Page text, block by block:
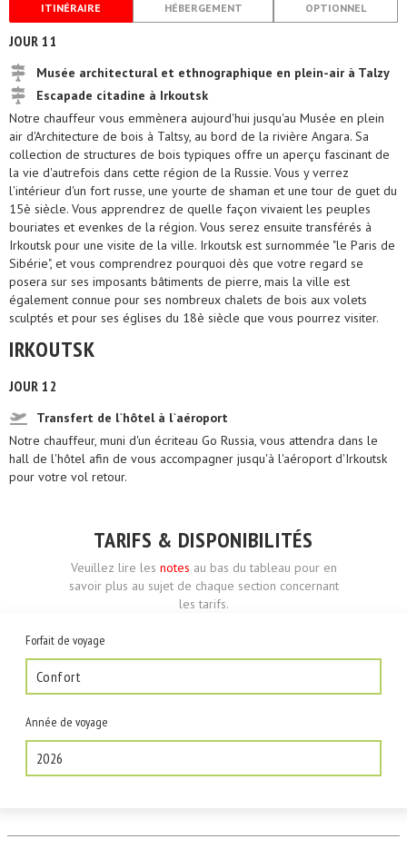
ITINÉRAIRE HÉBERGEMENT OPTIONNEL
JOUR 11
Musée architectural et ethnographique en plein-air à Talzy
Escapade citadine à Irkoutsk
Notre chauffeur vous emmènera aujourd'hui jusqu'au Musée en plein
air d'Architecture de bois à Taltsy, au bord de la rivière Angara. Sa
collection de structures de bois typiques offre un aperçu fascinant de
la vie d'autrefois dans cette région de la Russie. Vous y verrez
l'intérieur d'un fort russe, une yourte de shaman et une tour de guet du
15è siècle. Vous apprendrez de quelle façon vivaient les peuples
bouriates et evenkes de la région. Vous serez ensuite transférés à
Irkoutsk pour une visite de la ville. Irkoutsk est surnommée "le Paris de
Sibérie", et vous comprendrez pourquoi dès que votre regard se
posera sur ses imposants bâtiments de pierre, mais la ville est
également connue pour ses nombreux chalets de bois aux volets
sculptés et pour ses églises du 18è siècle que vous pourrez visiter.
IRKOUTSK
JOUR 12
Transfert de l`hôtel à l`aéroport
Notre chauffeur, muni d'un écriteau Go Russia, vous attendra dans le
hall de l'hôtel afin de vous accompagner jusqu'à l'aéroport d'Irkoutsk
pour votre vol retour.
TARIFS & DISPONIBILITÉS
Veuillez lire les notes au bas du tableau pour en
savoir plus au sujet de chaque section concernant
les tarifs.
Forfait de voyage
Confort
Année de voyage
2026